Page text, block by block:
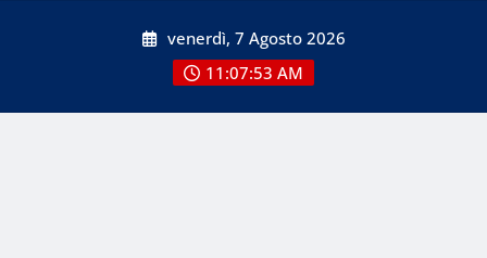
venerdì, 7 Agosto 2026
11:07:54 AM